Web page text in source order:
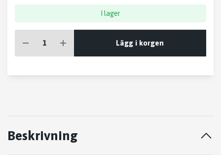
I lager
Lägg i korgen
Beskrivning